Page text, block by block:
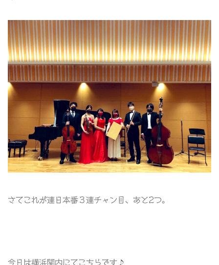
さてこれが連日本番３連チャン目、あと2つ。
今日は横浜関内にてこちらです♪